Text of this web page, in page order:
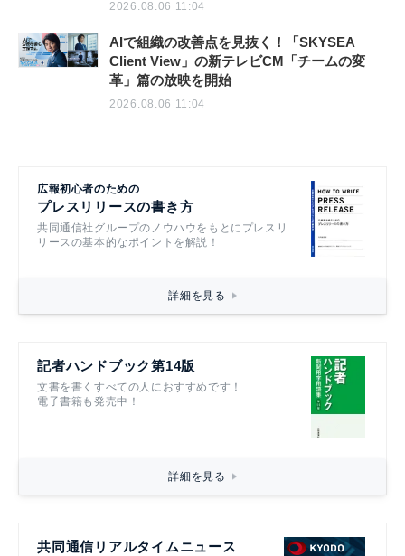
2026.08.06 11:04
AIで組織の改善点を見抜く！「SKYSEA
Client View」の新テレビCM「チームの変
革」篇の放映を開始
2026.08.06 11:04
広報初心者のための
プレスリリースの書き方
共同通信社グループのノウハウをもとにプレスリ
リースの基本的なポイントを解説！
詳細を見る
記者ハンドブック第14版
文書を書くすべての人におすすめです！
電子書籍も発売中！
詳細を見る
共同通信リアルタイムニュース